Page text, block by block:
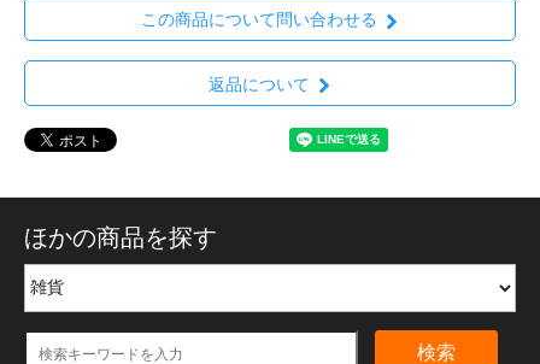
この商品について問い合わせる
返品について
ほかの商品を探す
検索